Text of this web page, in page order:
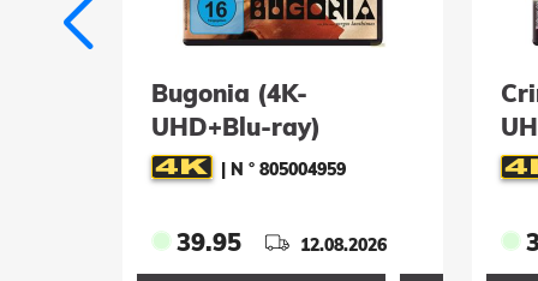
Bugonia (4K-
UHD+Blu-ray)
| N ° 805004959
39.95 12.08.2026